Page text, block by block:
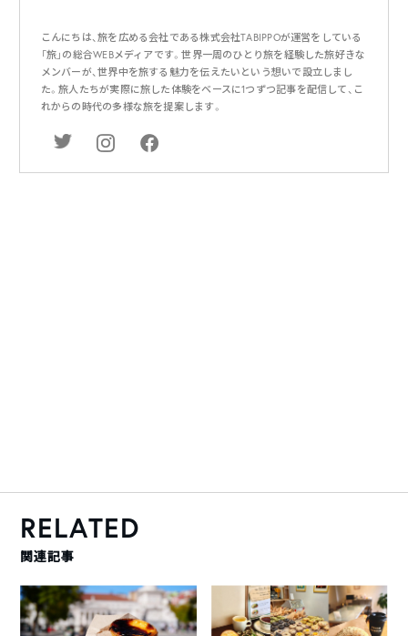
こんにちは、旅を広める会社である株式会社TABIPPOが運営をしている
「旅」の総合WEBメディアです。世界一周のひとり旅を経験した旅好きな
メンバーが、世界中を旅する魅力を伝えたいという想いで設立しまし
た。旅人たちが実際に旅した体験をベースに1つずつ記事を配信して、こ
れからの時代の多様な旅を提案します。
RELATED
関連記事